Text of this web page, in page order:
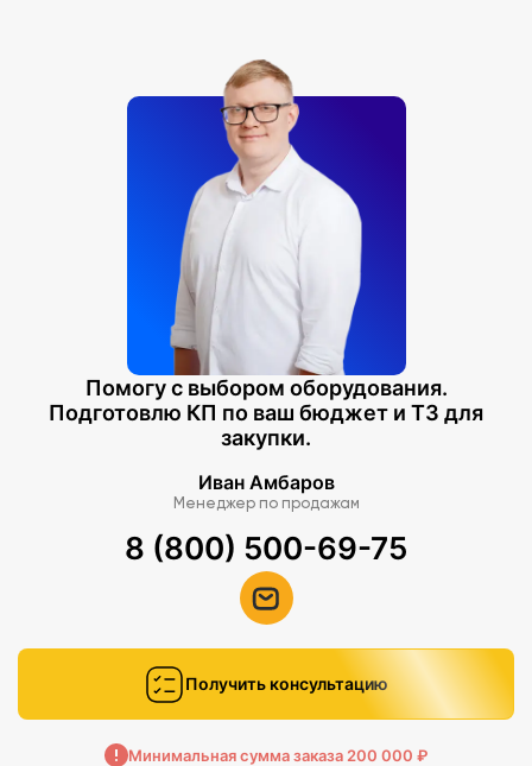
Помогу с выбором оборудования.
Подготовлю КП по ваш бюджет и ТЗ для
закупки.
Иван Амбаров
Менеджер по продажам
8 (800) 500-69-75
Получить консультацию
Минимальная сумма заказа 200 000 ₽